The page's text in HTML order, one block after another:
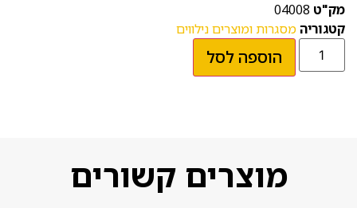
מק"ט 04008
קטגוריהמסגרות ומוצרים נילווים
הוספה לסל
מוצרים קשורים